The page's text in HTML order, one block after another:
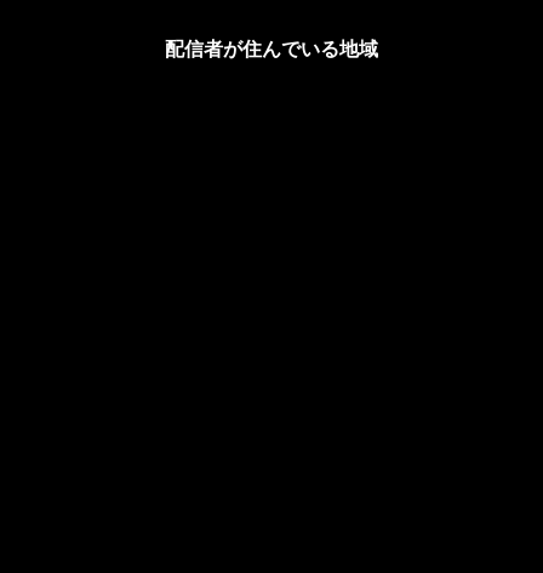
配信者が住んでいる地域